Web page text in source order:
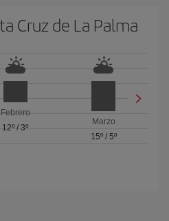
Cruz de La Palma
Febrero
12º / 3º
Marzo
15º/ 5º